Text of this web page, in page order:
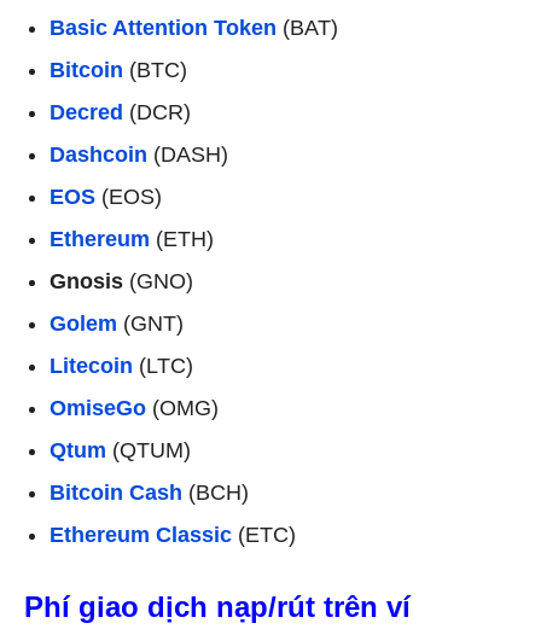
Basic Attention Token (BAT)
Bitcoin (BTC)
Decred (DCR)
Dashcoin (DASH)
EOS (EOS)
Ethereum (ETH)
Gnosis (GNO)
Golem (GNT)
Litecoin (LTC)
OmiseGo (OMG)
Qtum (QTUM)
Bitcoin Cash (BCH)
Ethereum Classic (ETC)
Phí giao dịch nạp/rút trên ví